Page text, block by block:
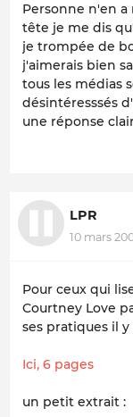
Personne n'en
tête je me dis
je trompée de
j'aimerais bien
tous les médias
désintéresssés
une réponse
LPR
10 mars
Pour ceux qui
Courtney Love
ses pratiques il
Ici, 6 pages
un petit extrait :